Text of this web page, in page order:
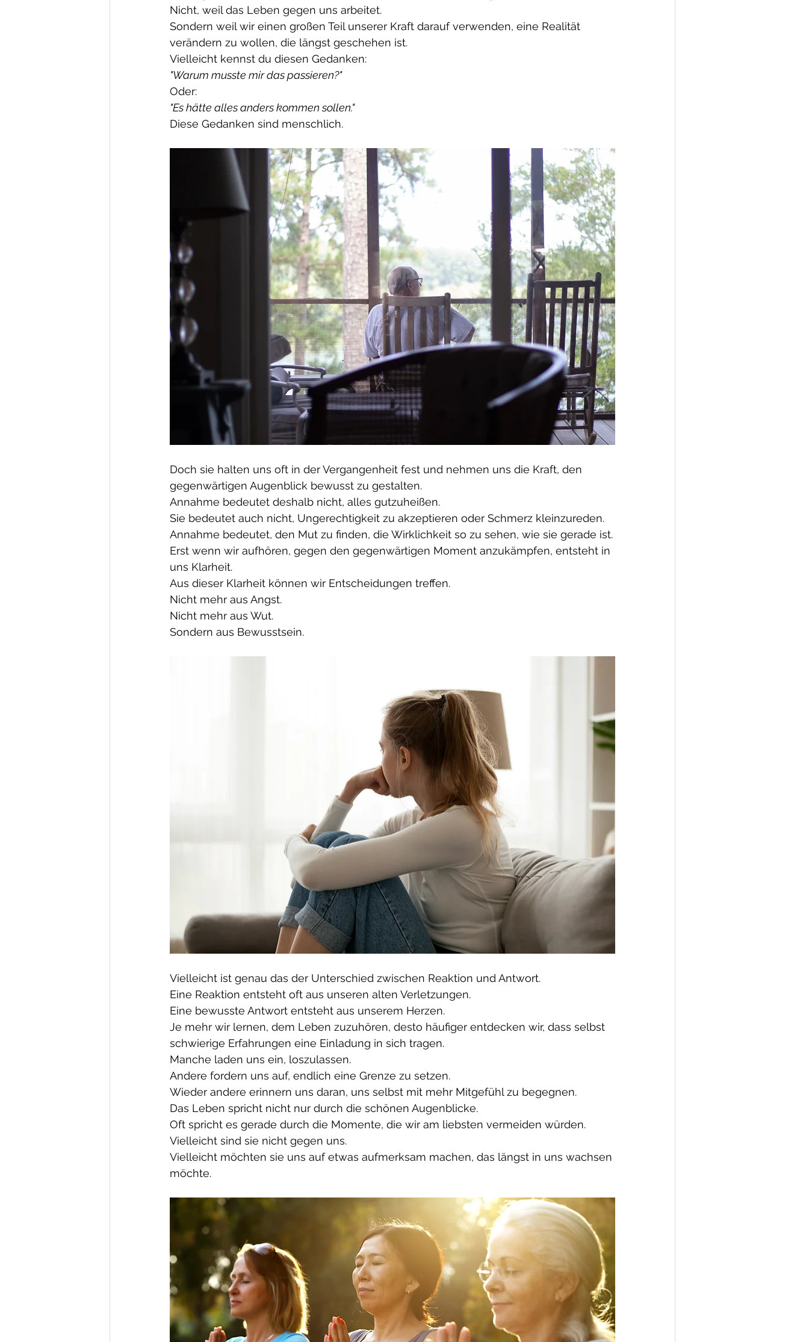
Nicht, weil das Leben gegen uns arbeitet.
Sondern weil wir einen großen Teil unserer Kraft darauf verwenden, eine Realität
verändern zu wollen, die längst geschehen ist.
Vielleicht kennst du diesen Gedanken:
"Warum musste mir das passieren?"
Oder:
"Es hätte alles anders kommen sollen."
Diese Gedanken sind menschlich.
Doch sie halten uns oft in der Vergangenheit fest und nehmen uns die Kraft, den
gegenwärtigen Augenblick bewusst zu gestalten.
Annahme bedeutet deshalb nicht, alles gutzuheißen.
Sie bedeutet auch nicht, Ungerechtigkeit zu akzeptieren oder Schmerz kleinzureden.
Annahme bedeutet, den Mut zu finden, die Wirklichkeit so zu sehen, wie sie gerade ist.
Erst wenn wir aufhören, gegen den gegenwärtigen Moment anzukämpfen, entsteht in
uns Klarheit.
Aus dieser Klarheit können wir Entscheidungen treffen.
Nicht mehr aus Angst.
Nicht mehr aus Wut.
Sondern aus Bewusstsein.
Vielleicht ist genau das der Unterschied zwischen Reaktion und Antwort.
Eine Reaktion entsteht oft aus unseren alten Verletzungen.
Eine bewusste Antwort entsteht aus unserem Herzen.
Je mehr wir lernen, dem Leben zuzuhören, desto häufiger entdecken wir, dass selbst
schwierige Erfahrungen eine Einladung in sich tragen.
Manche laden uns ein, loszulassen.
Andere fordern uns auf, endlich eine Grenze zu setzen.
Wieder andere erinnern uns daran, uns selbst mit mehr Mitgefühl zu begegnen.
Das Leben spricht nicht nur durch die schönen Augenblicke.
Oft spricht es gerade durch die Momente, die wir am liebsten vermeiden würden.
Vielleicht sind sie nicht gegen uns.
Vielleicht möchten sie uns auf etwas aufmerksam machen, das längst in uns wachsen
möchte.